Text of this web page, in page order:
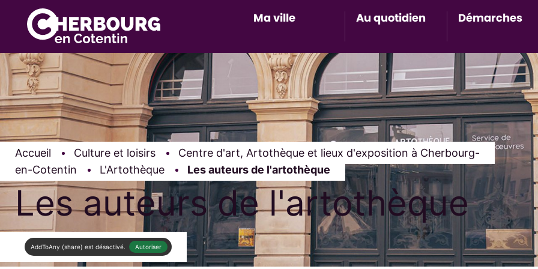
Ma ville Au quotidien
Accès au sous-menu de
Démarches
Accès
Accueil Culture et loisirs
Centre d'art, Artothèque et lieux d'exposition à Cherbourg-
en-Cotentin
L'Artothèque Page active :
Les auteurs de l'artothèque
Les auteurs de l'artothèque
AddToAny (share) est désactivé. Autoriser